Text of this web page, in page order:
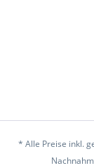
* Alle Preise inkl.